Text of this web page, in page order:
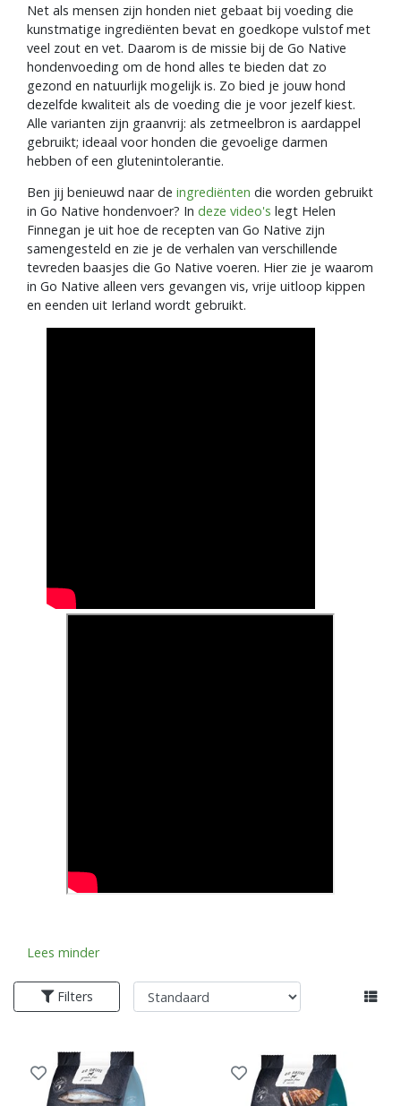
Net als mensen zijn honden niet gebaat bij voeding die
kunstmatige ingrediënten bevat en goedkope vulstof met
veel zout en vet. Daarom is de missie bij de Go Native
hondenvoeding om de hond alles te bieden dat zo
gezond en natuurlijk mogelijk is. Zo bied je jouw hond
dezelfde kwaliteit als de voeding die je voor jezelf kiest.
Alle varianten zijn graanvrij: als zetmeelbron is aardappel
gebruikt; ideaal voor honden die gevoelige darmen
hebben of een glutenintolerantie.
Ben jij benieuwd naar de ingrediënten die worden gebruikt
in Go Native hondenvoer? In deze video's legt Helen
Finnegan je uit hoe de recepten van Go Native zijn
samengesteld en zie je de verhalen van verschillende
tevreden baasjes die Go Native voeren. Hier zie je waarom
in Go Native alleen vers gevangen vis, vrije uitloop kippen
en eenden uit Ierland wordt gebruikt.
Lees minder
Filters